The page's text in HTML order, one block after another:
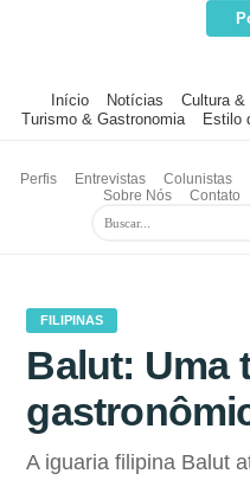
Início Notícias Cultura &
Turismo & Gastronomia
Estilo
Perfis Entrevistas Colunistas
Sobre Nós
Contato
FILIPINAS
Balut: Uma
A iguaria filipina Balut